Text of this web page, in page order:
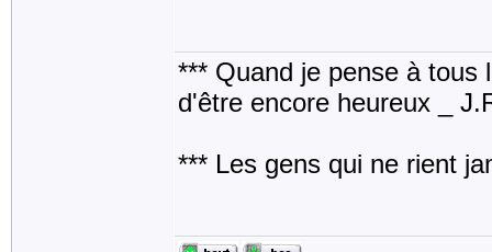
*** Quand je pense à tous
d'être encore heureux _
*** Les gens qui ne rient